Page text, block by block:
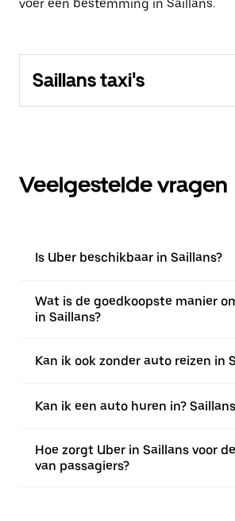
voer een bestemming in Saillans.
Saillans taxi's
Veelgestelde vragen
Is Uber beschikbaar in Saillans?
Wat is de goedkoopste manier
in Saillans?
Kan ik ook zonder auto reizen in
Kan ik een auto huren in?
Hoe zorgt Uber in Saillans voor
van passagiers?